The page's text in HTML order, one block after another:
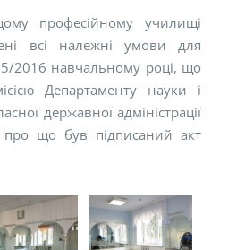
професійному училищі
всі належні умови для
2016 навчальному році, що
Департаменту науки і
державної адміністрації
що був підписаний акт